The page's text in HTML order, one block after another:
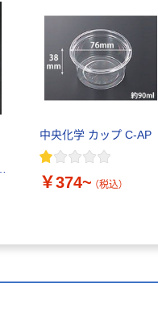
中央化学 カップ C-AP
￥374~ （税込）